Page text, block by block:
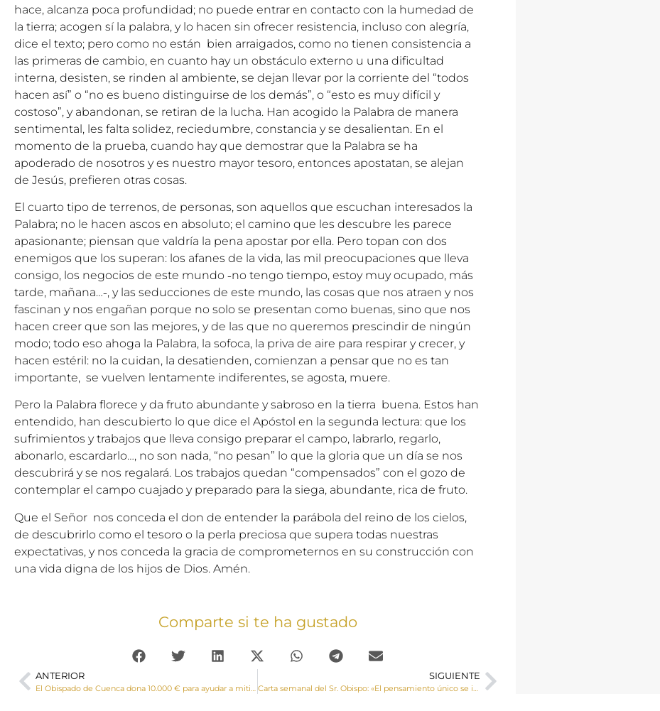
hace, alcanza poca profundidad; no puede entrar en contacto con la humedad de
la tierra; acogen sí la palabra, y lo hacen sin ofrecer resistencia, incluso con alegría,
dice el texto; pero como no están bien arraigados, como no tienen consistencia a
las primeras de cambio, en cuanto hay un obstáculo externo u una dificultad
interna, desisten, se rinden al ambiente, se dejan llevar por la corriente del “todos
hacen así” o “no es bueno distinguirse de los demás”, o “esto es muy difícil y
costoso”, y abandonan, se retiran de la lucha. Han acogido la Palabra de manera
sentimental, les falta solidez, reciedumbre, constancia y se desalientan. En el
momento de la prueba, cuando hay que demostrar que la Palabra se ha
apoderado de nosotros y es nuestro mayor tesoro, entonces apostatan, se alejan
de Jesús, prefieren otras cosas.
El cuarto tipo de terrenos, de personas, son aquellos que escuchan interesados la
Palabra; no le hacen ascos en absoluto; el camino que les descubre les parece
apasionante; piensan que valdría la pena apostar por ella. Pero topan con dos
enemigos que los superan: los afanes de la vida, las mil preocupaciones que lleva
consigo, los negocios de este mundo ˗no tengo tiempo, estoy muy ocupado, más
tarde, mañana…˗, y las seducciones de este mundo, las cosas que nos atraen y nos
fascinan y nos engañan porque no solo se presentan como buenas, sino que nos
hacen creer que son las mejores, y de las que no queremos prescindir de ningún
modo; todo eso ahoga la Palabra, la sofoca, la priva de aire para respirar y crecer, y
hacen estéril: no la cuidan, la desatienden, comienzan a pensar que no es tan
importante, se vuelven lentamente indiferentes, se agosta, muere.
Pero la Palabra florece y da fruto abundante y sabroso en la tierra buena. Estos han
entendido, han descubierto lo que dice el Apóstol en la segunda lectura: que los
sufrimientos y trabajos que lleva consigo preparar el campo, labrarlo, regarlo,
abonarlo, escardarlo…, no son nada, “no pesan” lo que la gloria que un día se nos
descubrirá y se nos regalará. Los trabajos quedan “compensados” con el gozo de
contemplar el campo cuajado y preparado para la siega, abundante, rica de fruto.
Que el Señor nos conceda el don de entender la parábola del reino de los cielos,
de descubrirlo como el tesoro o la perla preciosa que supera todas nuestras
expectativas, y nos conceda la gracia de comprometernos en su construcción con
una vida digna de los hijos de Dios. Amén.
Comparte si te ha gustado
ANTERIOR SIGUIENTE